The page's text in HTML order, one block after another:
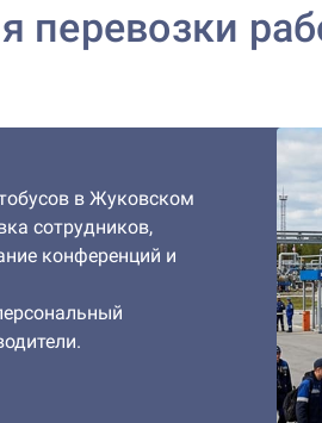
перевозки
в Жуковском
сотрудников,
конференций и